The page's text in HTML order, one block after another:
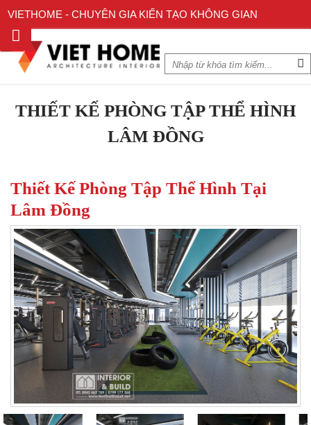
VIETHOME - CHUYÊN GIA KIẾN TẠO KHÔNG GIAN
THIẾT KẾ PHÒNG TẬP THỂ HÌNH
LÂM ĐỒNG
Thiết Kế Phòng Tập Thể Hình Tại
Lâm Đồng